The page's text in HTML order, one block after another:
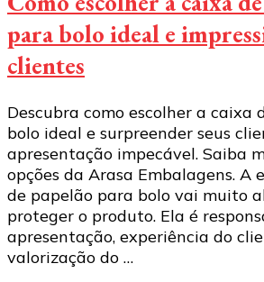
para bolo ideal e
clientes
Descubra como escolher a caixa
bolo ideal e surpreender seus
apresentação impecável. Saiba
opções da Arasa Embalagens. A
de papelão para bolo vai muito
proteger o produto. Ela é
apresentação, experiência do
valorização do …